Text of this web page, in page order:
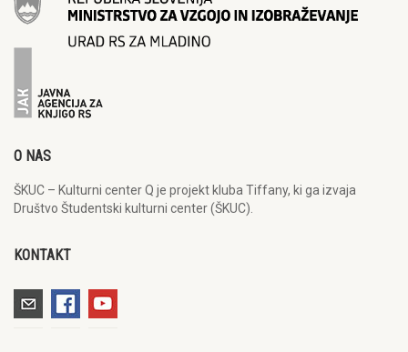
O NAS
ŠKUC – Kulturni center Q je projekt kluba Tiffany, ki ga izvaja
Društvo Študentski kulturni center (ŠKUC).
KONTAKT